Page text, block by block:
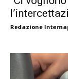
Redazione